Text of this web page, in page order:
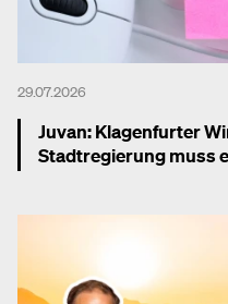
29.07.2026
Juvan: Klagenfurter
Stadtregierung muss